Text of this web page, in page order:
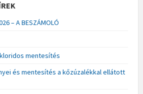
– A BESZÁMOLÓ
mentesítés
és mentesítés a kőzúzalékkal ellátott